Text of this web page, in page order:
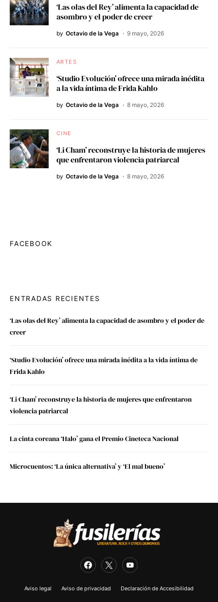
‘Las olas del Rey’ alimenta la capacidad de
asombro y el poder de creer
by Octavio de la Vega 9 mayo, 2026
ARTES
‘Studio Evolución’ ofrece una mirada inédita
a la vida íntima de Frida Kahlo
by Octavio de la Vega 8 mayo, 2026
CINE
‘Li Cham’ reconstruye la historia de mujeres
que enfrentaron violencia patriarcal
by Octavio de la Vega 8 mayo, 2026
FACEBOOK
ENTRADAS RECIENTES
‘Las olas del Rey’ alimenta la capacidad de asombro y el poder de
creer
‘Studio Evolución’ ofrece una mirada inédita a la vida íntima de
Frida Kahlo
‘Li Cham’ reconstruye la historia de mujeres que enfrentaron
violencia patriarcal
La cinta coreana ‘Halo’ gana el Premio Cineteca Nacional
Microcuentos: ‘La única alternativa’ y ‘El mal bueno’
Aviso legal Aviso de privacidad Declaración de Accesibilidad